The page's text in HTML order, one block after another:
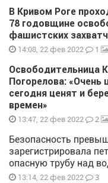
В Кривом Роге
78 годовщине
фашистских
14:08, 22 фев 2022 1
Освободительница
Погорелова: «Очень
сегодня ценят и
времен»
13:47, 22 фев 2022 2
Безопасность
зарегистрировала
опасную трубу над
13:14, 22 фев 2022 3